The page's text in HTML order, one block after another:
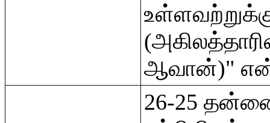
ஆவான்)"
26-25